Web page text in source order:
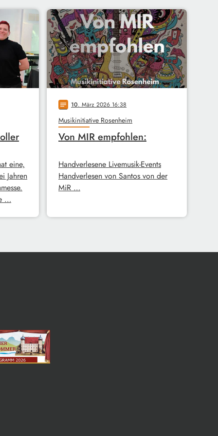
eine,
Jahren
…
notes 10. März 2026 16:38
Musikinitiative Rosenheim
Von MIR empfohlen:
Handverlesene Livemusik-Events
Handverlesen von Santos von der
MiR …